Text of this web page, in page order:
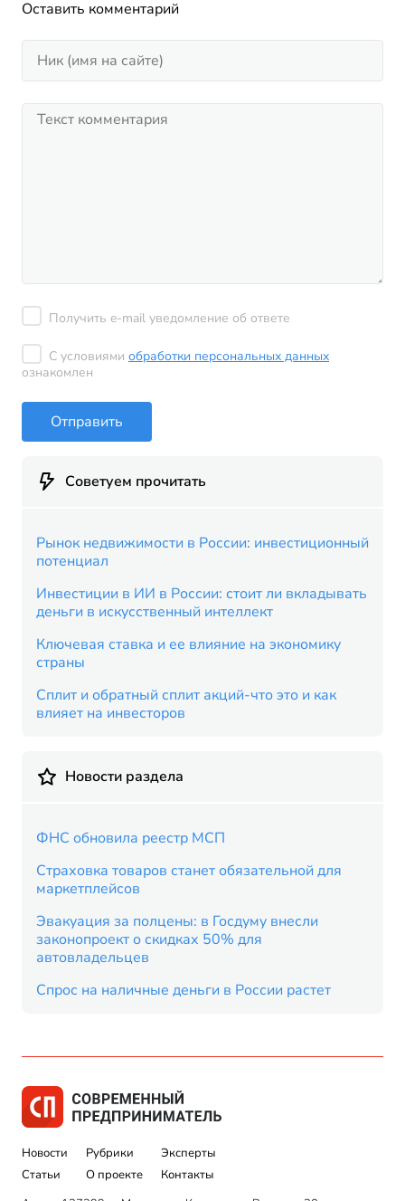
Оставить комментарий
Получить e-mail уведомление об ответе
С условиями обработки персональных данных
ознакомлен
Отправить
Советуем прочитать
Рынок недвижимости в России: инвестиционный
потенциал
Инвестиции в ИИ в России: стоит ли вкладывать
деньги в искусственный интеллект
Ключевая ставка и ее влияние на экономику
страны
Сплит и обратный сплит акций-что это и как
влияет на инвесторов
Новости раздела
ФНС обновила реестр МСП
Страховка товаров станет обязательной для
маркетплейсов
Эвакуация за полцены: в Госдуму внесли
законопроект о скидках 50% для
автовладельцев
Спрос на наличные деньги в России растет
Новости
Статьи
Рубрики
О проекте
Эксперты
Контакты